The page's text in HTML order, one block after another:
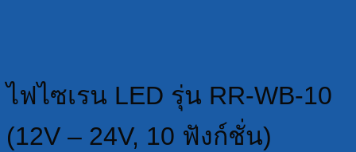
ไฟไซเรน LED รุ่น RR-WB-10
(12V – 24V, 10 ฟังก์ชั่น)